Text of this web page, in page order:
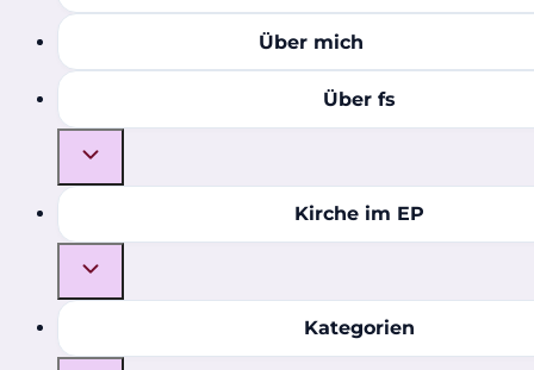
Über mich
Über fs
Kirche im EP
Kategorien